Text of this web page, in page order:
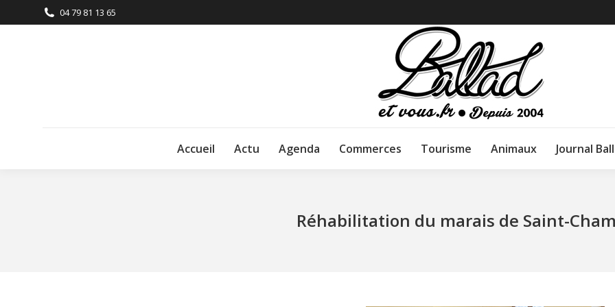
04 79 81 13 65
Accueil Actu Agenda Commerces Tourisme Animaux Journal
Réhabilitation du marais de Saint-